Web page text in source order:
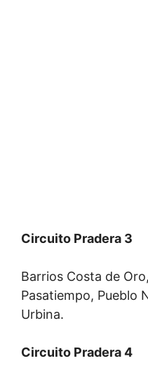
Circuito Pradera 3
Barrios Costa de
Pasatiempo, Pueblo
Urbina.
Circuito Pradera 4